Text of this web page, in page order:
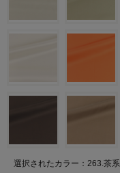
選択されたカラー：263.茶系